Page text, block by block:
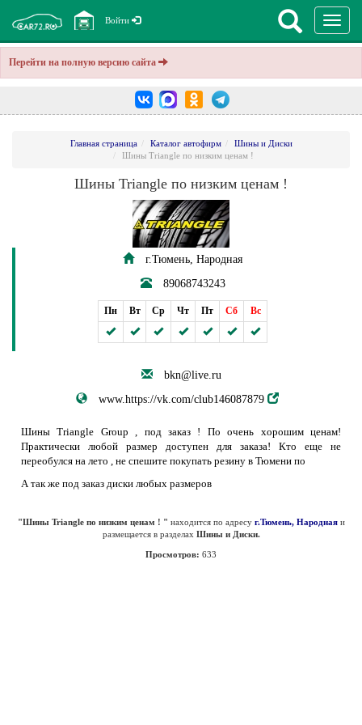
Перейти на полную версию сайта
Войти
Главная страница Каталог автофирм
Шины и Диски
Шины Triangle по низким ценам !
Шины Triangle по низким ценам !
г.Тюмень, Народная
89068743243
Пн Вт Ср Чт Пт Сб Вс
bkn@live.ru
www.https://vk.com/club146087879
Шины Triangle Group , под заказ ! По очень хорошим ценам!
Практически любой размер доступен для заказа! Кто еще не
переобулся на лето , не спешите покупать резину в Тюмени по
А так же под заказ диски любых размеров
"Шины Triangle по низким ценам ! " находится по адресу г.Тюмень, Народнаяи
размещается в разделах Шины и Диски.
Просмотров: 633